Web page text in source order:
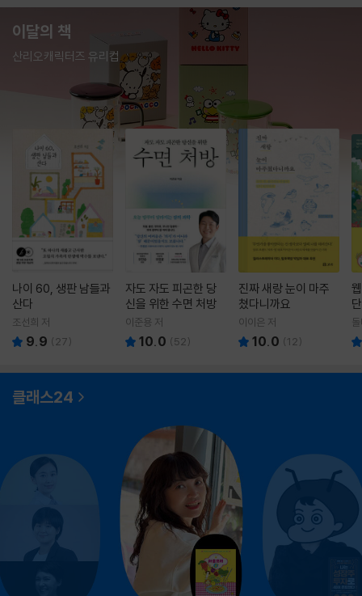
이달의 책
산리오캐릭터즈 유리컵
나이 60, 생판 남들과
산다
조선희 저
9.9 ( 27)
자도 자도 피곤한 당
신을 위한 수면 처방
이준용 저
10.0 (52)
진짜 새랑 눈이 마주
쳤다니까요
이이은 저
10.0 (12)
클래스24